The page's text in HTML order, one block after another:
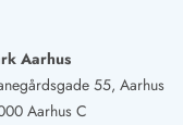
Aarhus
55, Aarhus
Aarhus C